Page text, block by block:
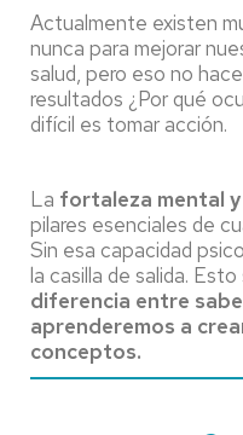
Actualmente existen
nunca para mejorar
salud, pero eso no
resultados ¿Por qué
difícil es tomar acción.
La fortaleza mental
pilares esenciales de
Sin esa capacidad
la casilla de salida.
diferencia entre
aprenderemos a
conceptos.